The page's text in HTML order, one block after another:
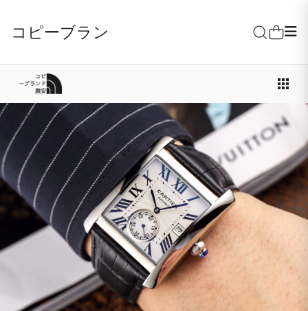
コピーブランド激安